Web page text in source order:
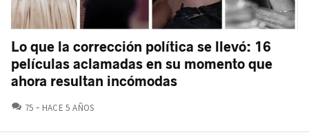
Lo que la corrección política se llevó: 16
películas aclamadas en su momento que
ahora resultan incómodas
75 COMENTARIOS
HACE 5 AÑOS